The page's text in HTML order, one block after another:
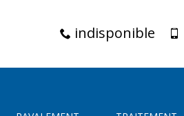
indisponible